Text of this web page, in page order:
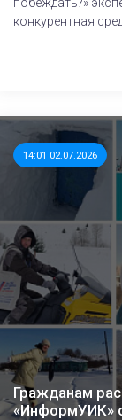
конкурентная
14:01 02.07.2026
Гражданам
«ИнформУИК»